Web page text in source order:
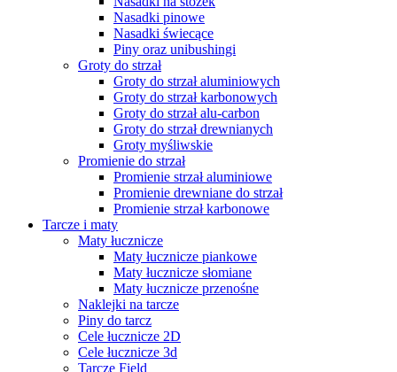
Nasadki pinowe
Nasadki świecące
Piny oraz unibushingi
Groty do strzał
Groty do strzał aluminiowych
Groty do strzał karbonowych
Groty do strzał alu-carbon
Groty do strzał drewnianych
Groty myśliwskie
Promienie do strzał
Promienie strzał aluminiowe
Promienie drewniane do strzał
Promienie strzał karbonowe
Tarcze i maty
Maty łucznicze
Maty łucznicze piankowe
Maty łucznicze słomiane
Maty łucznicze przenośne
Naklejki na tarcze
Piny do tarcz
Cele łucznicze 2D
Cele łucznicze 3d
Tarcze Field